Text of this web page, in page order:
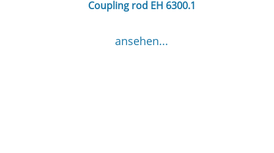
Coupling rod EH 6300.1
ansehen...